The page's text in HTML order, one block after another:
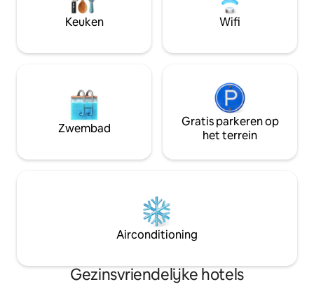
bladerdaken of
zeevruchten en
Keuken Wifi
Zwembad
Gratis parkeren op
het terrein
Airconditioning
Gezinsvriendelijke hotels